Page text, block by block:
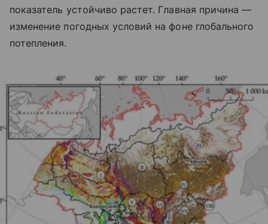
показатель устойчиво растет. Главная причина —
изменение погодных условий на фоне глобального
потепления.